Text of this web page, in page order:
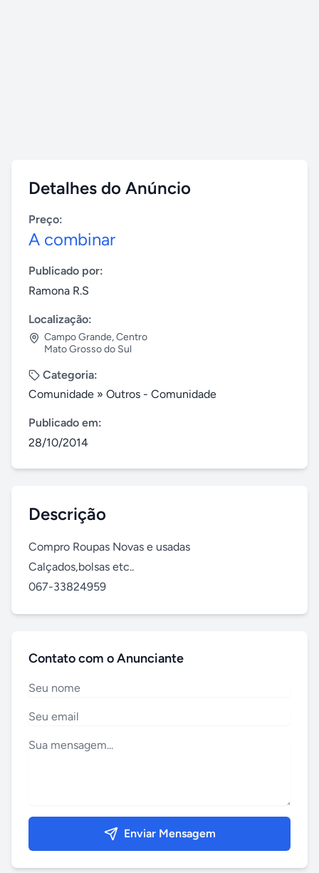
Detalhes do Anúncio
Preço:
A combinar
Publicado por:
Ramona R.S
Localização:
Campo Grande,Centro
Mato Grosso do Sul
Categoria:
Comunidade » Outros - Comunidade
Publicado em:
28/10/2014
Descrição
Compro Roupas Novas e usadas
Calçados,bolsas etc..
067-33824959
Contato com o Anunciante
Enviar Mensagem